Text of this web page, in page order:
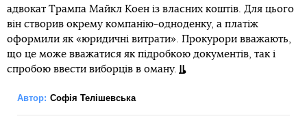
адвокат Трампа Майкл Коен із власних коштів. Для цього
він створив окрему компанію-одноденку, а платіж
оформили як «юридичні витрати». Прокурори вважають,
що це може вважатися як підробкою документів, так і
спробою ввести виборців в оману.
Автор: Софія Телішевська